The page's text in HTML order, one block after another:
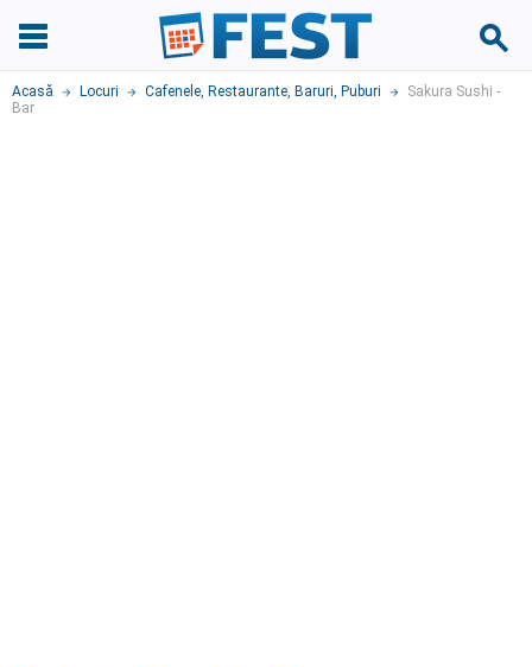
Acasă Locuri Cafenele, Restaurante, Baruri, Puburi
Sakura Sushi -
Bar